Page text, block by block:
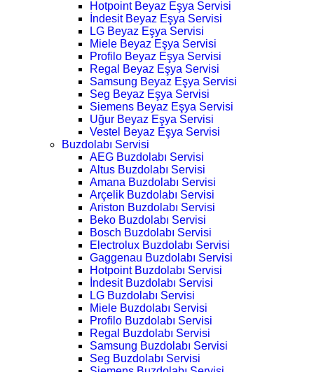
Hotpoint Beyaz Eşya Servisi
İndesit Beyaz Eşya Servisi
LG Beyaz Eşya Servisi
Miele Beyaz Eşya Servisi
Profilo Beyaz Eşya Servisi
Regal Beyaz Eşya Servisi
Samsung Beyaz Eşya Servisi
Seg Beyaz Eşya Servisi
Siemens Beyaz Eşya Servisi
Uğur Beyaz Eşya Servisi
Vestel Beyaz Eşya Servisi
Buzdolabı Servisi
AEG Buzdolabı Servisi
Altus Buzdolabı Servisi
Amana Buzdolabı Servisi
Arçelik Buzdolabı Servisi
Ariston Buzdolabı Servisi
Beko Buzdolabı Servisi
Bosch Buzdolabı Servisi
Electrolux Buzdolabı Servisi
Gaggenau Buzdolabı Servisi
Hotpoint Buzdolabı Servisi
İndesit Buzdolabı Servisi
LG Buzdolabı Servisi
Miele Buzdolabı Servisi
Profilo Buzdolabı Servisi
Regal Buzdolabı Servisi
Samsung Buzdolabı Servisi
Seg Buzdolabı Servisi